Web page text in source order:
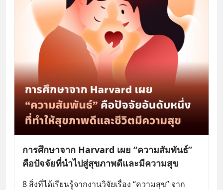
การศึกษาจาก Harvard เผย “ความสัมพันธ์”
คือปัจจัยที่นำไปสู่สุขภาพดีและมีความสุข
8 สิ่งที่ได้เรียนรู้จากงานวิจัยเรื่อง “ความสุข” จาก